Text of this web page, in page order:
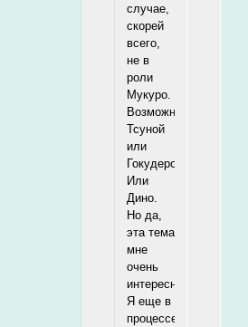
случае,
скорей
всего,
не в
роли
Мукуро.
Возможно,
Тсуной
или
Гокудерой.
Или
Дино.
Но да,
эта тема
мне
очень
интересна.
Я еще в
процессе